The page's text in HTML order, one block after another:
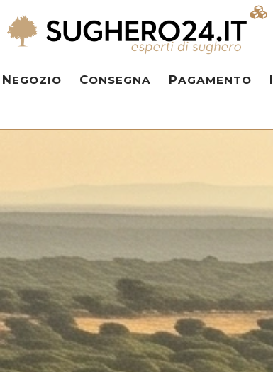
NEGOZIO CONSEGNA PAGAMENTO